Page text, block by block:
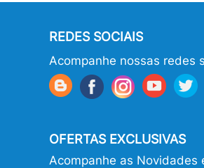
REDES SOCIAIS
Acompanhe nossas redes
OFERTAS EXCLUSIVAS
Acompanhe as Novidades